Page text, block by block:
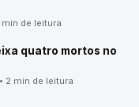
de leitura
quatro mortos no
2 min de leitura